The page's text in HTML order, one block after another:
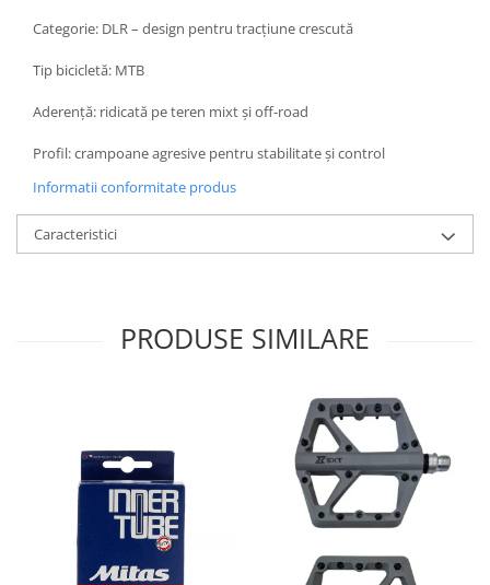
Categorie: DLR – design pentru tracțiune crescută
Tip bicicletă: MTB
Aderență: ridicată pe teren mixt și off-road
Profil: crampoane agresive pentru stabilitate și control
Informatii conformitate produs
Caracteristici
PRODUSE SIMILARE